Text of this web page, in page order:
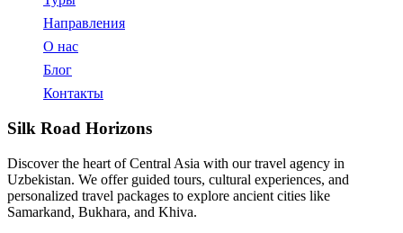
Направления
О нас
Блог
Контакты
Silk Road Horizons
Discover the heart of Central Asia with our travel agency in
Uzbekistan. We offer guided tours, cultural experiences, and
personalized travel packages to explore ancient cities like
Samarkand, Bukhara, and Khiva.